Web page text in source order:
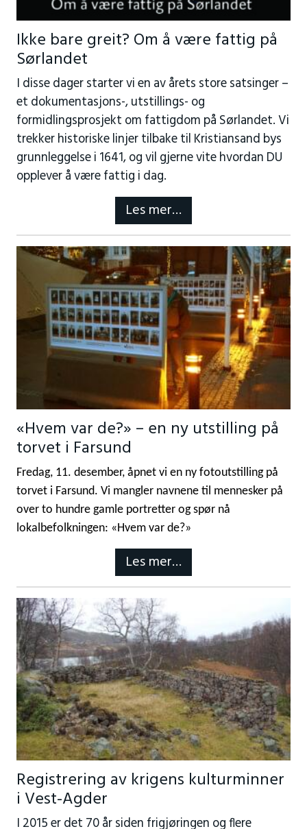
Ikke bare greit? Om å være fattig på
Sørlandet
I disse dager starter vi en av årets store satsinger –
et dokumentasjons-, utstillings- og
formidlingsprosjekt om fattigdom på Sørlandet. Vi
trekker historiske linjer tilbake til Kristiansand bys
grunnleggelse i 1641, og vil gjerne vite hvordan DU
opplever å være fattig i dag.
Les mer…
«Hvem var de?» – en ny utstilling på
torvet i Farsund
Fredag, 11. desember, åpnet vi en ny fotoutstilling på
torvet i Farsund. Vi mangler navnene til mennesker på
over to hundre gamle portretter og spør nå
lokalbefolkningen: «Hvem var de?»
Les mer…
Registrering av krigens kulturminner
i Vest-Agder
I 2015 er det 70 år siden frigjøringen og flere